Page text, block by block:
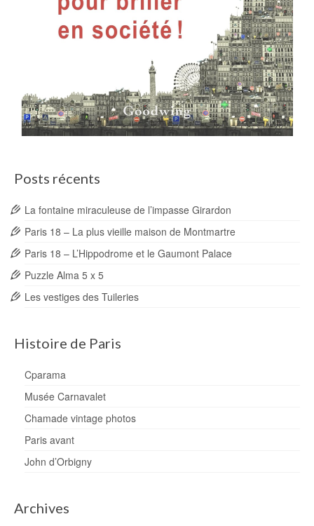
Posts récents
La fontaine miraculeuse de l’impasse Girardon
Paris 18 – La plus vieille maison de Montmartre
Paris 18 – L’Hippodrome et le Gaumont Palace
Puzzle Alma 5 x 5
Les vestiges des Tuileries
Histoire de Paris
Cparama
Musée Carnavalet
Chamade vintage photos
Paris avant
John d’Orbigny
Archives